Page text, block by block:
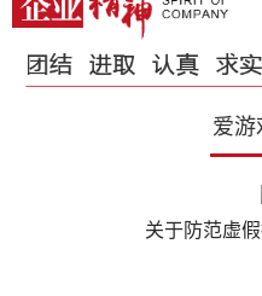
爱游
关于防范虚